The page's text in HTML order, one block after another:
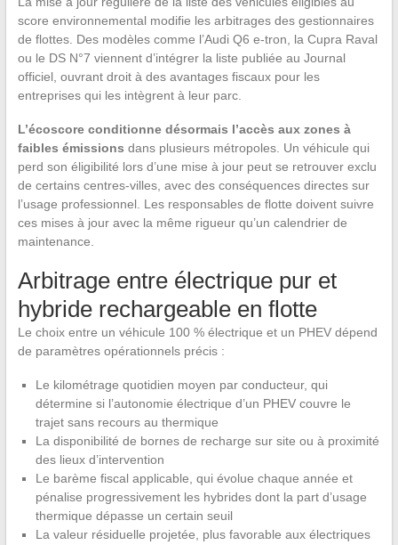
score environnemental modifie les arbitrages des gestionnaires
de flottes. Des modèles comme l’Audi Q6 e-tron, la Cupra Raval
ou le DS N°7 viennent d’intégrer la liste publiée au Journal
officiel, ouvrant droit à des avantages fiscaux pour les
entreprises qui les intègrent à leur parc.
L’écoscore conditionne désormais l’accès aux zones à
faibles émissions dans plusieurs métropoles. Un véhicule qui
perd son éligibilité lors d’une mise à jour peut se retrouver exclu
de certains centres-villes, avec des conséquences directes sur
l’usage professionnel. Les responsables de flotte doivent suivre
ces mises à jour avec la même rigueur qu’un calendrier de
maintenance.
Arbitrage entre électrique pur et
hybride rechargeable en flotte
Le choix entre un véhicule 100 % électrique et un PHEV dépend
de paramètres opérationnels précis :
Le kilométrage quotidien moyen par conducteur, qui
détermine si l’autonomie électrique d’un PHEV couvre le
trajet sans recours au thermique
La disponibilité de bornes de recharge sur site ou à proximité
des lieux d’intervention
Le barème fiscal applicable, qui évolue chaque année et
pénalise progressivement les hybrides dont la part d’usage
thermique dépasse un certain seuil
La valeur résiduelle projetée, plus favorable aux électriques